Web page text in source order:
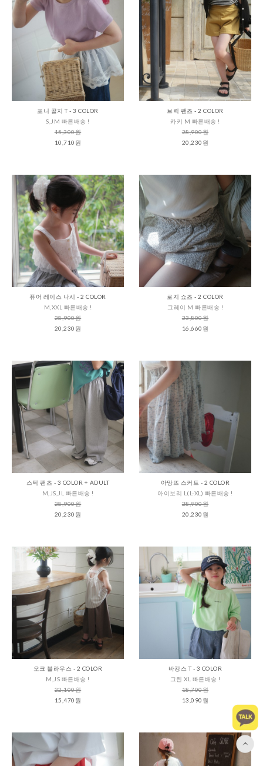
포니 골지 T - 3 COLOR
S,JM 빠른배송 !
15,300원
10,710원
브릭 팬츠 - 2 COLOR
카키 M 빠른배송 !
28,900원
20,230원
퓨어 레이스 나시 - 2 COLOR
M,XXL 빠른배송 !
28,900원
20,230원
로지 쇼츠 - 2 COLOR
그레이 M 빠른배송 !
23,800원
16,660원
스틱 팬츠 - 3 COLOR + ADULT
M,JS,JL 빠른배송 !
28,900원
20,230원
아망뜨 스커트 - 2 COLOR
아이보리 L(L-XL) 빠른배송 !
28,900원
20,230원
오크 블라우스 - 2 COLOR
M,JS 빠른배송 !
22,100원
15,470원
바캉스 T - 3 COLOR
그린 XL 빠른배송 !
18,700원
13,090원